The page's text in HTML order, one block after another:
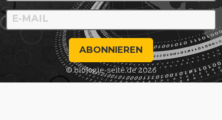
ABONNIEREN
© biologie-seite.de 2026